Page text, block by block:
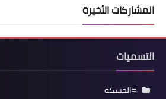
المشاركات الأخيرة
التسميات
#الحسكة